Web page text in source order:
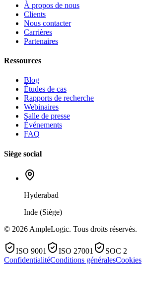
À propos de nous
Clients
Nous contacter
Carrières
Partenaires
Ressources
Blog
Études de cas
Rapports de recherche
Webinaires
Salle de presse
Événements
FAQ
Siège social
Hyderabad
Inde (Siège)
© 2026 AmpleLogic. Tous droits réservés.
ISO 9001 ISO 27001
SOC 2
ConfidentialitéConditions généralesCookies